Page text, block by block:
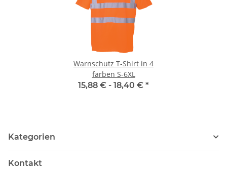
Warnschutz T-Shirt in 4
farben S-6XL
15,88 € - 18,40 € *
Kategorien
Kontakt